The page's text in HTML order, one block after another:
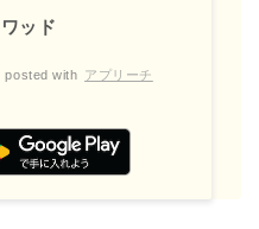
ッド
posted with アプリーチ